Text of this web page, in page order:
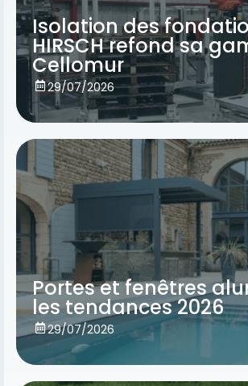
Isolation des
HIRSCH refond sa
Cellomur
29/07/2026
Voir
Portes et fenêtres
les tendances 2026
29/07/2026
Voir